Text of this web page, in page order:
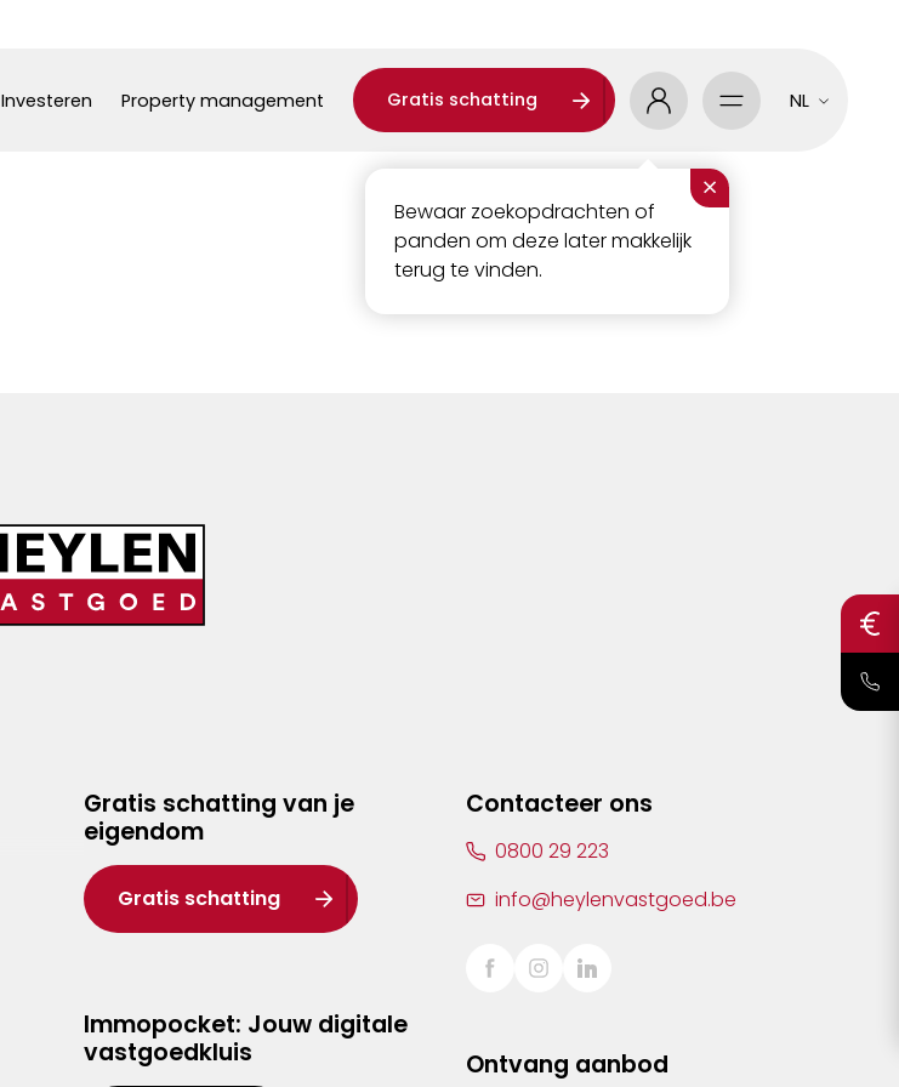
Investeren Property management Gratis schatting
×
Bewaar zoekopdrachten of
panden om deze later makkelijk
terug te vinden.
NL
Gratis schatting van je
eigendom
Gratis schatting
Immopocket: Jouw digitale
vastgoedkluis
Contacteer ons
0800 29 223
info@heylenvastgoed.be
Ontvang aanbod